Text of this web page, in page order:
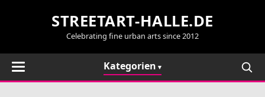
STREETART-HALLE.DE
Celebrating fine urban arts since 2012
Kategorien